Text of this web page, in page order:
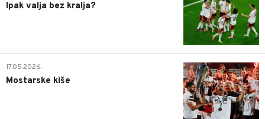
Ipak valja bez kralja?
0
17.05.2026.
Mostarske kiše